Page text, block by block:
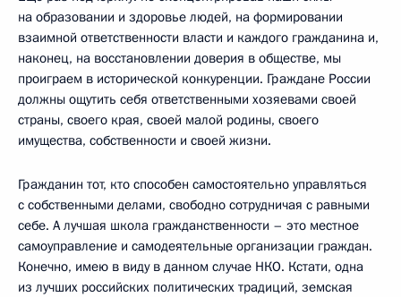
на образовании и здоровье людей, на формировании
взаимной ответственности власти и каждого гражданина и,
наконец, на восстановлении доверия в обществе, мы
проиграем в исторической конкуренции. Граждане России
должны ощутить себя ответственными хозяевами своей
страны, своего края, своей малой родины, своего
имущества, собственности и своей жизни.
Гражданин тот, кто способен самостоятельно управляться
с собственными делами, свободно сотрудничая с равными
себе. А лучшая школа гражданственности – это местное
самоуправление и самодеятельные организации граждан.
Конечно, имею в виду в данном случае НКО. Кстати, одна
из лучших российских политических традиций, земская